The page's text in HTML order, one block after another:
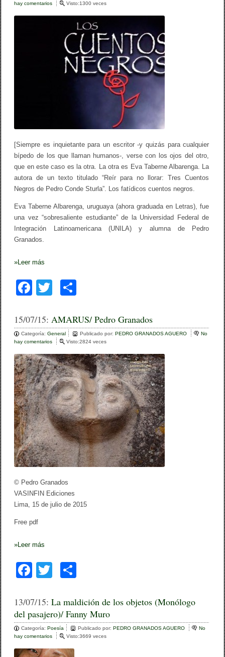
o
tir
hay comentarios
n
g
R
e
a
1
/
d
r
o
C
o
n
d
e
S
t
u
r
l
a
Visto:1300 veces
[Siempre es inquietante para un escritor -y quizás para cualquier
bípedo de los que llaman humanos-, verse con los ojos del otro,
que en este caso es la otra. La otra es Eva Taberne Albarenga. La
autora de un texto titulado “Reír para no llorar: Tres Cuentos
Negros de Pedro Conde Sturla”. Los fatídicos cuentos negros.
Eva Taberne Albarenga, uruguaya (ahora graduada en Letras), fue
una vez “sobresaliente estudiante” de la Universidad Federal de
Integración Latinoamericana (UNILA) y alumna de Pedro
Granados.
»Leer más
F
c
e
b
o
o
k
tt
er
m
p
ar
tir
15/07/15:AMARUS/ Pedro Granados
Categoría:General Publicado por:PEDRO GRANADOS AGUERO
No
hay comentarios
A
M
A
R
U
S
/
P
e
d
r
o
G
r
a
d
o
Visto:2824 veces
© Pedro Granados
VASINFIN Ediciones
Lima, 15 de julio de 2015
Free pdf
»Leer más
F
c
e
b
o
tt
er
m
p
ar
13/07/15:La maldición de los objetos (Monólogo
del pasajero)/ Fanny Muro
Categoría:Poesía Publicado por:PEDRO GRANADOS AGUERO
No
hay comentarios
L
Visto:3669 veces